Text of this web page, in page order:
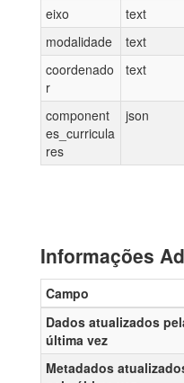
eixo
text
modalidade
text
coordenado
r
text
component
es_curricula
res
json
Informações
Campo
Dados atualizados
última vez
Metadados